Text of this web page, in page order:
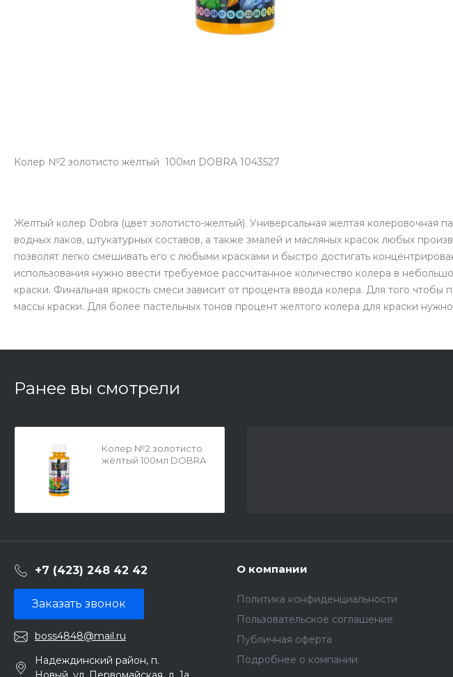
Колер №2 золотисто жёлтый 100мл DOBRA 1043527
Желтый колер Dobra (цвет золотисто-желтый). Универсальная желтая
водных лаков, штукатурных составов, а также эмалей и масляных красок любых
позволят легко смешивать его с любыми красками и быстро достигать
использования нужно ввести требуемое рассчитанное количество колера в
краски. Финальная яркость смеси зависит от процента ввода колера. Для того
массы краски. Для более пастельных тонов процент желтого колера для краски
Ранее вы смотрели
Колер №2 золотисто
жёлтый 100мл DOBRA
+7 (423) 248 42 42
Заказать звонок
boss4848@mail.ru
Надеждинский район, п.
О компании
Политика конфиденциальности
Пользовательское соглашение
Публичная оферта
Подробнее о компании